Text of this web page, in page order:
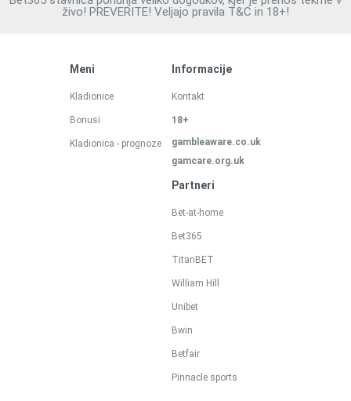
živo! PREVERITE! Veljajo pravila T&C in 18+!
Meni
Kladionice
Bonusi
Kladionica - prognoze
Informacije
Kontakt
18+
gambleaware.co.uk
gamcare.org.uk
Partneri
Bet-at-home
Bet365
TitanBET
William Hill
Unibet
Bwin
Betfair
Pinnacle sports